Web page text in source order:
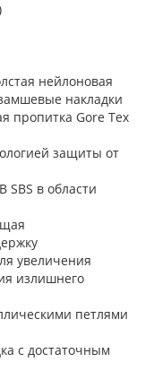
нейлоновая
накладки
пропитка Gore Tex
защиты от
SBS в области
увеличения
излишнего
петлями
с достаточным